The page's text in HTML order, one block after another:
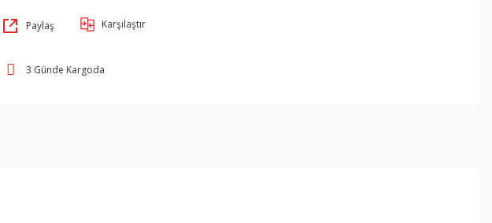
Paylaş Karşılaştır
3 Günde Kargoda